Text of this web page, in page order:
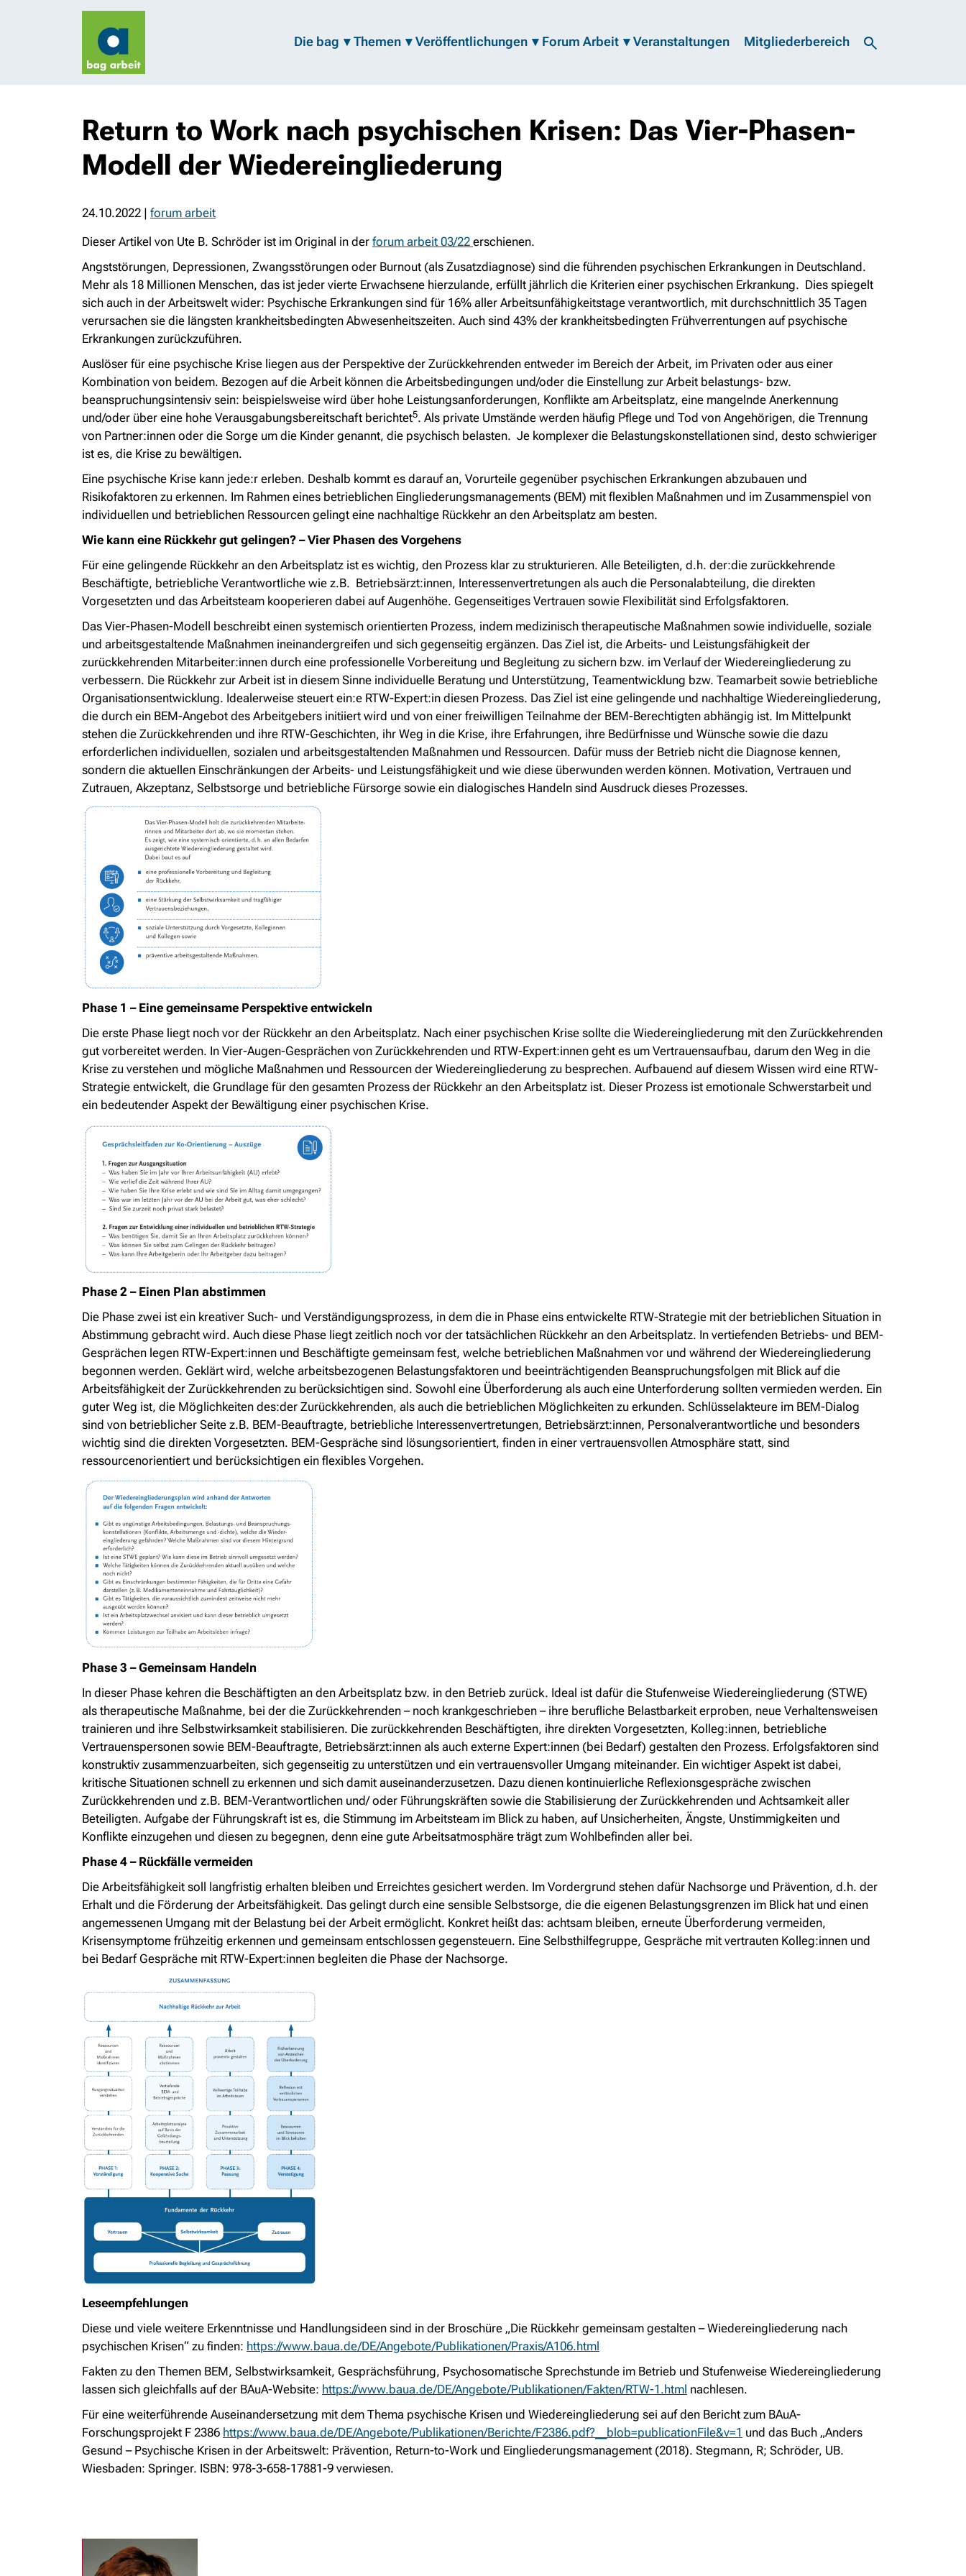
Die bag Themen Veröffentlichungen Forum Arbeit Veranstaltungen Mitgliederbereich
Return to Work nach psychischen Krisen: Das Vier-Phasen-
Modell der Wiedereingliederung
24.10.2022 | forum arbeit
Dieser Artikel von Ute B. Schröder ist im Original in der forum arbeit 03/22 erschienen.
Angststörungen, Depressionen, Zwangsstörungen oder Burnout (als Zusatzdiagnose) sind die führenden psychischen Erkrankungen in Deutschland.
Mehr als 18 Millionen Menschen, das ist jeder vierte Erwachsene hierzulande, erfüllt jährlich die Kriterien einer psychischen Erkrankung. Dies spiegelt
sich auch in der Arbeitswelt wider: Psychische Erkrankungen sind für 16% aller Arbeitsunfähigkeitstage verantwortlich, mit durchschnittlich 35 Tagen
verursachen sie die längsten krankheitsbedingten Abwesenheitszeiten. Auch sind 43% der krankheitsbedingten Frühverrentungen auf psychische
Erkrankungen zurückzuführen.
Auslöser für eine psychische Krise liegen aus der Perspektive der Zurückkehrenden entweder im Bereich der Arbeit, im Privaten oder aus einer
Kombination von beidem. Bezogen auf die Arbeit können die Arbeitsbedingungen und/oder die Einstellung zur Arbeit belastungs- bzw.
beanspruchungsintensiv sein: beispielsweise wird über hohe Leistungsanforderungen, Konflikte am Arbeitsplatz, eine mangelnde Anerkennung
und/oder über eine hohe Verausgabungsbereitschaft berichtet5. Als private Umstände werden häufig Pflege und Tod von Angehörigen, die Trennung
von Partner:innen oder die Sorge um die Kinder genannt, die psychisch belasten. Je komplexer die Belastungskonstellationen sind, desto schwieriger
ist es, die Krise zu bewältigen.
Eine psychische Krise kann jede:r erleben. Deshalb kommt es darauf an, Vorurteile gegenüber psychischen Erkrankungen abzubauen und
Risikofaktoren zu erkennen. Im Rahmen eines betrieblichen Eingliederungsmanagements (BEM) mit flexiblen Maßnahmen und im Zusammenspiel von
individuellen und betrieblichen Ressourcen gelingt eine nachhaltige Rückkehr an den Arbeitsplatz am besten.
Wie kann eine Rückkehr gut gelingen? – Vier Phasen des Vorgehens
Für eine gelingende Rückkehr an den Arbeitsplatz ist es wichtig, den Prozess klar zu strukturieren. Alle Beteiligten, d.h. der:die zurückkehrende
Beschäftigte, betriebliche Verantwortliche wie z.B. Betriebsärzt:innen, Interessenvertretungen als auch die Personalabteilung, die direkten
Vorgesetzten und das Arbeitsteam kooperieren dabei auf Augenhöhe. Gegenseitiges Vertrauen sowie Flexibilität sind Erfolgsfaktoren.
Das Vier-Phasen-Modell beschreibt einen systemisch orientierten Prozess, indem medizinisch therapeutische Maßnahmen sowie individuelle, soziale
und arbeitsgestaltende Maßnahmen ineinandergreifen und sich gegenseitig ergänzen. Das Ziel ist, die Arbeits- und Leistungsfähigkeit der
zurückkehrenden Mitarbeiter:innen durch eine professionelle Vorbereitung und Begleitung zu sichern bzw. im Verlauf der Wiedereingliederung zu
verbessern. Die Rückkehr zur Arbeit ist in diesem Sinne individuelle Beratung und Unterstützung, Teamentwicklung bzw. Teamarbeit sowie betriebliche
Organisationsentwicklung. Idealerweise steuert ein:e RTW-Expert:in diesen Prozess. Das Ziel ist eine gelingende und nachhaltige Wiedereingliederung,
die durch ein BEM-Angebot des Arbeitgebers initiiert wird und von einer freiwilligen Teilnahme der BEM-Berechtigten abhängig ist. Im Mittelpunkt
stehen die Zurückkehrenden und ihre RTW-Geschichten, ihr Weg in die Krise, ihre Erfahrungen, ihre Bedürfnisse und Wünsche sowie die dazu
erforderlichen individuellen, sozialen und arbeitsgestaltenden Maßnahmen und Ressourcen. Dafür muss der Betrieb nicht die Diagnose kennen,
sondern die aktuellen Einschränkungen der Arbeits- und Leistungsfähigkeit und wie diese überwunden werden können. Motivation, Vertrauen und
Zutrauen, Akzeptanz, Selbstsorge und betriebliche Fürsorge sowie ein dialogisches Handeln sind Ausdruck dieses Prozesses.
Phase 1 – Eine gemeinsame Perspektive entwickeln
Die erste Phase liegt noch vor der Rückkehr an den Arbeitsplatz. Nach einer psychischen Krise sollte die Wiedereingliederung mit den Zurückkehrenden
gut vorbereitet werden. In Vier-Augen-Gesprächen von Zurückkehrenden und RTW-Expert:innen geht es um Vertrauensaufbau, darum den Weg in die
Krise zu verstehen und mögliche Maßnahmen und Ressourcen der Wiedereingliederung zu besprechen. Aufbauend auf diesem Wissen wird eine RTW-
Strategie entwickelt, die Grundlage für den gesamten Prozess der Rückkehr an den Arbeitsplatz ist. Dieser Prozess ist emotionale Schwerstarbeit und
ein bedeutender Aspekt der Bewältigung einer psychischen Krise.
Phase 2 – Einen Plan abstimmen
Die Phase zwei ist ein kreativer Such- und Verständigungsprozess, in dem die in Phase eins entwickelte RTW-Strategie mit der betrieblichen Situation in
Abstimmung gebracht wird. Auch diese Phase liegt zeitlich noch vor der tatsächlichen Rückkehr an den Arbeitsplatz. In vertiefenden Betriebs- und BEM-
Gesprächen legen RTW-Expert:innen und Beschäftigte gemeinsam fest, welche betrieblichen Maßnahmen vor und während der Wiedereingliederung
begonnen werden. Geklärt wird, welche arbeitsbezogenen Belastungsfaktoren und beeinträchtigenden Beanspruchungsfolgen mit Blick auf die
Arbeitsfähigkeit der Zurückkehrenden zu berücksichtigen sind. Sowohl eine Überforderung als auch eine Unterforderung sollten vermieden werden. Ein
guter Weg ist, die Möglichkeiten des:der Zurückkehrenden, als auch die betrieblichen Möglichkeiten zu erkunden. Schlüsselakteure im BEM-Dialog
sind von betrieblicher Seite z.B. BEM-Beauftragte, betriebliche Interessenvertretungen, Betriebsärzt:innen, Personalverantwortliche und besonders
wichtig sind die direkten Vorgesetzten. BEM-Gespräche sind lösungsorientiert, finden in einer vertrauensvollen Atmosphäre statt, sind
ressourcenorientiert und berücksichtigen ein flexibles Vorgehen.
Phase 3 – Gemeinsam Handeln
In dieser Phase kehren die Beschäftigten an den Arbeitsplatz bzw. in den Betrieb zurück. Ideal ist dafür die Stufenweise Wiedereingliederung (STWE)
als therapeutische Maßnahme, bei der die Zurückkehrenden – noch krankgeschrieben – ihre berufliche Belastbarkeit erproben, neue Verhaltensweisen
trainieren und ihre Selbstwirksamkeit stabilisieren. Die zurückkehrenden Beschäftigten, ihre direkten Vorgesetzten, Kolleg:innen, betriebliche
Vertrauenspersonen sowie BEM-Beauftragte, Betriebsärzt:innen als auch externe Expert:innen (bei Bedarf) gestalten den Prozess. Erfolgsfaktoren sind
konstruktiv zusammenzuarbeiten, sich gegenseitig zu unterstützen und ein vertrauensvoller Umgang miteinander. Ein wichtiger Aspekt ist dabei,
kritische Situationen schnell zu erkennen und sich damit auseinanderzusetzen. Dazu dienen kontinuierliche Reflexionsgespräche zwischen
Zurückkehrenden und z.B. BEM-Verantwortlichen und/ oder Führungskräften sowie die Stabilisierung der Zurückkehrenden und Achtsamkeit aller
Beteiligten. Aufgabe der Führungskraft ist es, die Stimmung im Arbeitsteam im Blick zu haben, auf Unsicherheiten, Ängste, Unstimmigkeiten und
Konflikte einzugehen und diesen zu begegnen, denn eine gute Arbeitsatmosphäre trägt zum Wohlbefinden aller bei.
Phase 4 – Rückfälle vermeiden
Die Arbeitsfähigkeit soll langfristig erhalten bleiben und Erreichtes gesichert werden. Im Vordergrund stehen dafür Nachsorge und Prävention, d.h. der
Erhalt und die Förderung der Arbeitsfähigkeit. Das gelingt durch eine sensible Selbstsorge, die die eigenen Belastungsgrenzen im Blick hat und einen
angemessenen Umgang mit der Belastung bei der Arbeit ermöglicht. Konkret heißt das: achtsam bleiben, erneute Überforderung vermeiden,
Krisensymptome frühzeitig erkennen und gemeinsam entschlossen gegensteuern. Eine Selbsthilfegruppe, Gespräche mit vertrauten Kolleg:innen und
bei Bedarf Gespräche mit RTW-Expert:innen begleiten die Phase der Nachsorge.
Leseempfehlungen
Diese und viele weitere Erkenntnisse und Handlungsideen sind in der Broschüre „Die Rückkehr gemeinsam gestalten – Wiedereingliederung nach
psychischen Krisen“ zu finden: https://www.baua.de/DE/Angebote/Publikationen/Praxis/A106.html
Fakten zu den Themen BEM, Selbstwirksamkeit, Gesprächsführung, Psychosomatische Sprechstunde im Betrieb und Stufenweise Wiedereingliederung
lassen sich gleichfalls auf der BAuA-Website: https://www.baua.de/DE/Angebote/Publikationen/Fakten/RTW-1.html nachlesen.
Für eine weiterführende Auseinandersetzung mit dem Thema psychische Krisen und Wiedereingliederung sei auf den Bericht zum BAuA-
Forschungsprojekt F 2386 https://www.baua.de/DE/Angebote/Publikationen/Berichte/F2386.pdf?__blob=publicationFile&v=1 und das Buch „Anders
Gesund – Psychische Krisen in der Arbeitswelt: Prävention, Return-to-Work und Eingliederungsmanagement (2018). Stegmann, R; Schröder, UB.
Wiesbaden: Springer. ISBN: 978-3-658-17881-9 verwiesen.